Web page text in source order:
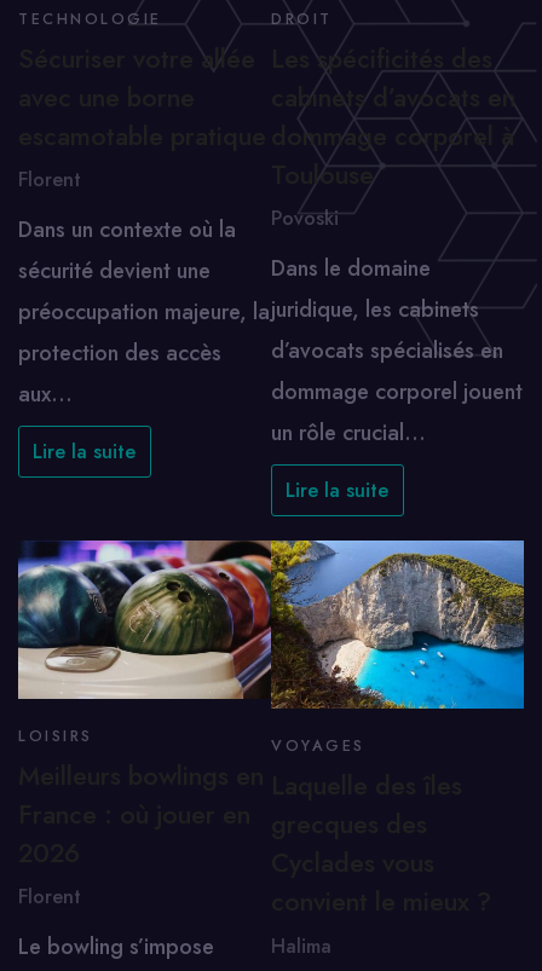
TECHNOLOGIE
Sécuriser votre allée
Florent
Dans un contexte où la
sécurité devient une
préoccupation majeure, la
protection des accès
aux…
Lire la suite
DROIT
Les spécificités des
cabinets d’avocats en
dommage corporel à
Toulouse
Povoski
Dans le domaine
juridique, les cabinets
d’avocats spécialisés en
dommage corporel jouent
un rôle crucial…
Lire la suite
LOISIRS
Florent
Le bowling s’impose
VOYAGES
Halima